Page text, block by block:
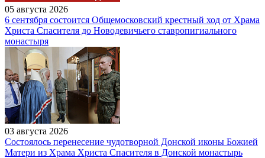
05 августа 2026
6 сентября состоится Общемосковский крестный ход от Храма
Христа Спасителя до Новодевичьего ставропигиального
монастыря
03 августа 2026
Состоялось перенесение чудотворной Донской иконы Божией
Матери из Храма Христа Спасителя в Донской монастырь